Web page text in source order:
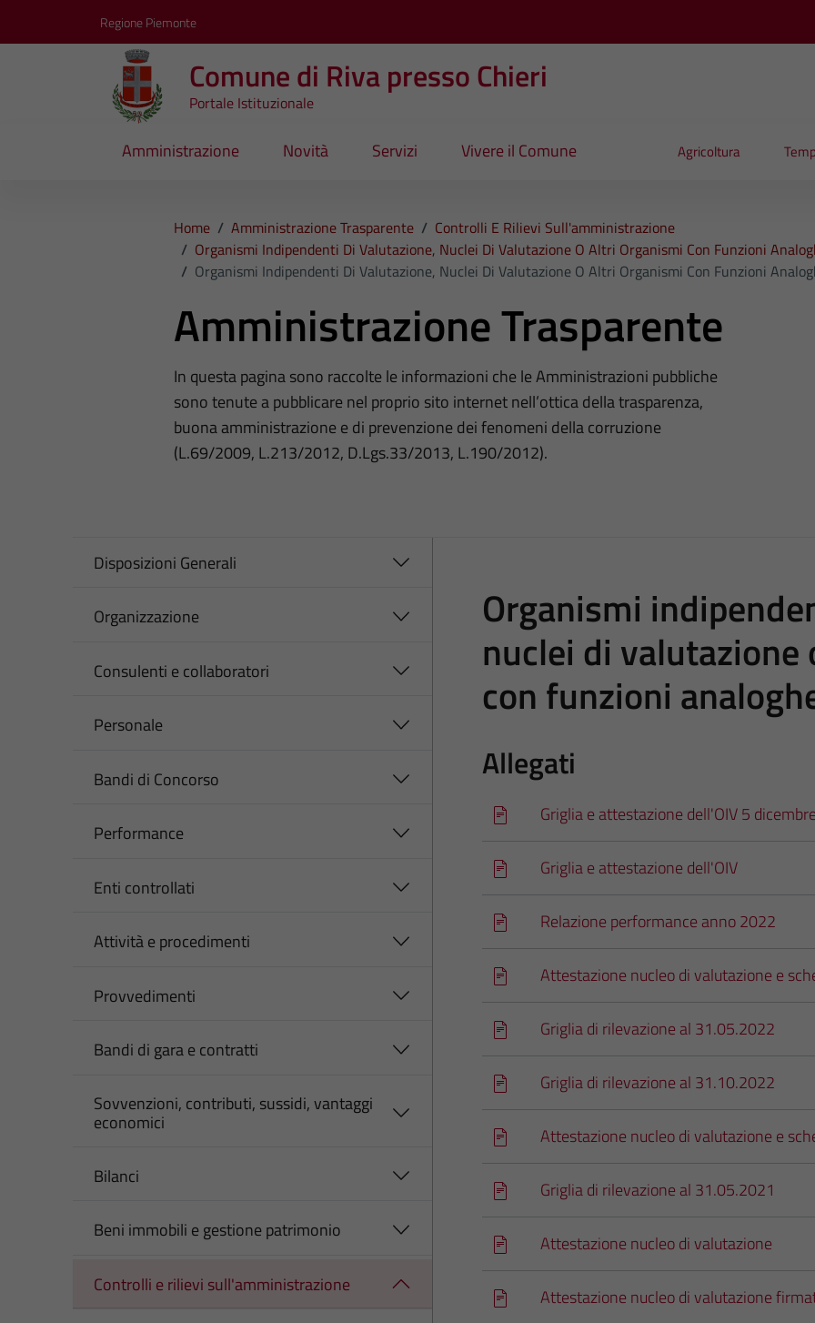
Regione Piemonte
Comune di Riva presso Chieri
Portale Istituzionale
Amministrazione Novità Servizi Vivere il Comune Agricoltura
Home / Amministrazione Trasparente / Controlli E Rilievi Sull'amministrazione
/ Organismi Indipendenti Di Valutazione, Nuclei Di Valutazione O Altri Organismi Con Funzioni
/ Organismi Indipendenti Di Valutazione, Nuclei Di Valutazione O Altri Organismi Con Funzioni
Amministrazione Trasparente
In questa pagina sono raccolte le informazioni che le Amministrazioni pubbliche
sono tenute a pubblicare nel proprio sito internet nell’ottica della trasparenza,
buona amministrazione e di prevenzione dei fenomeni della corruzione
(L.69/2009, L.213/2012, D.Lgs.33/2013, L.190/2012).
Disposizioni Generali
Organizzazione
Consulenti e collaboratori
Personale
Bandi di Concorso
Performance
Enti controllati
Attività e procedimenti
Provvedimenti
Bandi di gara e contratti
Sovvenzioni, contributi, sussidi, vantaggi
economici
Bilanci
Beni immobili e gestione patrimonio
Controlli e rilievi sull'amministrazione
Organismi
nuclei di
con funzioni
Allegati
Griglia e attestazione dell'OIV 5
Griglia e attestazione dell'OIV
Relazione performance anno 2022
Attestazione nucleo di valutazione e
Griglia di rilevazione al 31.05.2022
Griglia di rilevazione al 31.10.2022
Attestazione nucleo di valutazione e
Griglia di rilevazione al 31.05.2021
Attestazione nucleo di valutazione
Attestazione nucleo di valutazione